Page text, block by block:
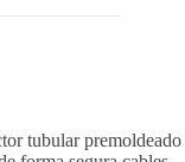
tubular premoldeado